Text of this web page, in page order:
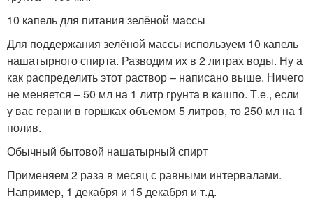
10 капель для питания зелёной массы
Для поддержания зелёной массы используем 10 капель
нашатырного спирта. Разводим их в 2 литрах воды. Ну а
как распределить этот раствор – написано выше. Ничего
не меняется – 50 мл на 1 литр грунта в кашпо. Т.е., если
у вас герани в горшках объемом 5 литров, то 250 мл на 1
полив.
Обычный бытовой нашатырный спирт
Применяем 2 раза в месяц с равными интервалами.
Например, 1 декабря и 15 декабря и т.д.